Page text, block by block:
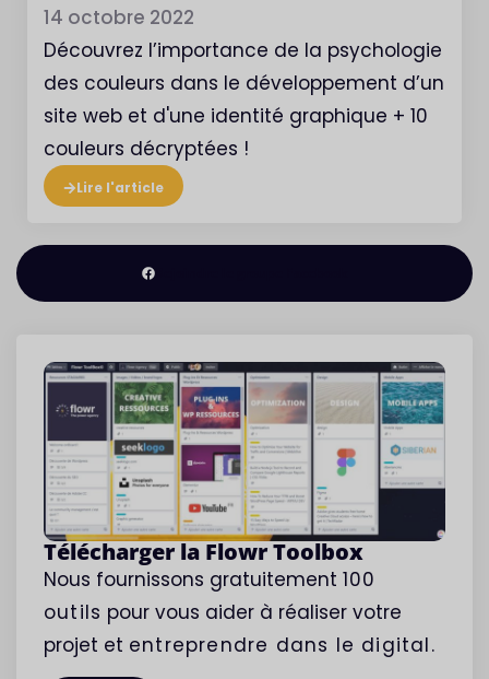
Télécharger la Flowr Toolbox
Nous fournissons gratuitement 100
outils pour vous aider à réaliser votre
projet et entreprendre dans le digital.
14 octobre 2022
Découvrez l’importance de la psychologie
des couleurs dans le développement d’un
site web et d'une identité graphique + 10
couleurs décryptées !
Lire l'article